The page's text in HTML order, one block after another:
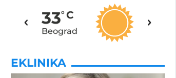
33o C
Beograd
EKLINIKA